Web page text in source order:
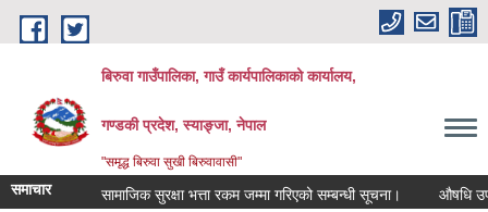
Skip to main content
बिरुवा गाउँपालिका, गाउँ कार्यपालिकाको कार्यालय,
गण्डकी प्रदेश, स्याङ्जा, नेपाल
"समृद्ध बिरुवा सुखी बिरुवावासी"
समाचार सामाजिक सुरक्षा भत्ता रकम जम्मा गरिएको सम्बन्धी सूचना। औषधि उपचार